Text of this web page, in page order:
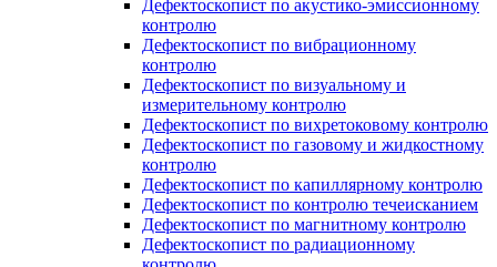
Дефектоскопист по акустико-эмиссионному
контролю
Дефектоскопист по вибрационному
контролю
Дефектоскопист по визуальному и
измерительному контролю
Дефектоскопист по вихретоковому контролю
Дефектоскопист по газовому и жидкостному
контролю
Дефектоскопист по капиллярному контролю
Дефектоскопист по контролю течеисканием
Дефектоскопист по магнитному контролю
Дефектоскопист по радиационному